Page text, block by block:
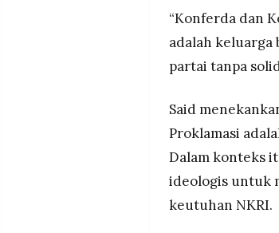
“Konferda dan
adalah keluarga
partai tanpa
Said
Proklamasi
Dalam konteks
ideologis untuk
keutuhan NKRI.